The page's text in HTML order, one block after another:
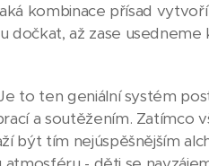
kombinace přísad
dočkat, až zase
to ten geniální systém
a soutěžením. Zatímco
být tím nejúspěšnějším